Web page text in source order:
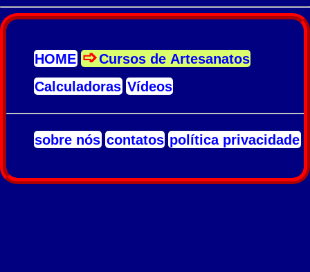
HOME
Cursos de Artesanatos
Calculadoras Vídeos
sobre nós contatos política privacidade